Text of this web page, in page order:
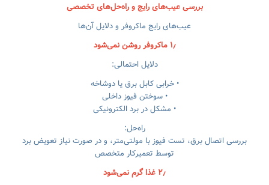
بررسی عیب‌های رایج و راه‌حل‌های تخصصی
عیب‌های رایج ماکروفر و دلایل آن‌ها
۱٫ ماکروفر روشن نمی‌شود
دلایل احتمالی:
• خرابی کابل برق یا دوشاخه
• سوختن فیوز داخلی
• مشکل در برد الکترونیکی
راه‌حل:
بررسی اتصال برق، تست فیوز با مولتی‌متر، و در صورت نیاز تعویض برد
توسط تعمیرکار متخصص
۲٫ غذا گرم نمی‌شود